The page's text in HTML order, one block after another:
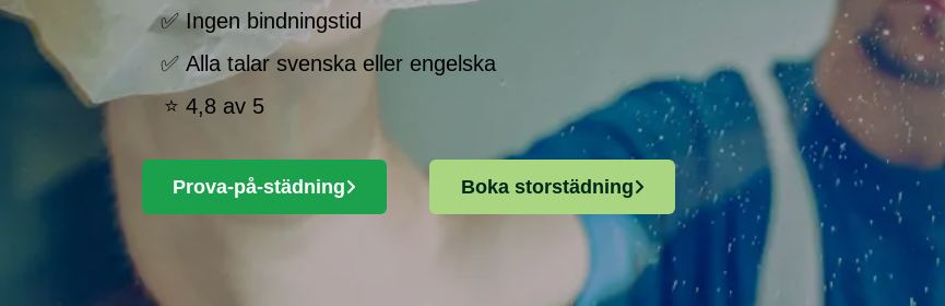
Ingen bindningstid
Alla talar svenska eller engelska
4,8 av 5
Prova-på-städning Boka storstädning